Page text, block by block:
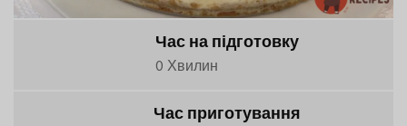
Час на підготовку
0 Хвилин
Час приготування